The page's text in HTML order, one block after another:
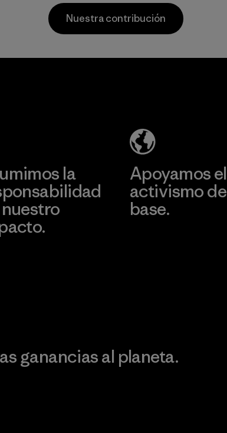
suelos de fábricas
y hilanderías, así
como de residuos
Material
Más información
Nuestra contribución
la Apoyamos el
activismo de
base.
ganancias al planeta.